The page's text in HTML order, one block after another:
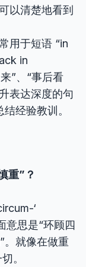
以清楚地看到
用于短语 “in
in
”、“事后看
表达深度的句
经验教训。
重”？
‘
意思是“环顾四
。就像在做重
。